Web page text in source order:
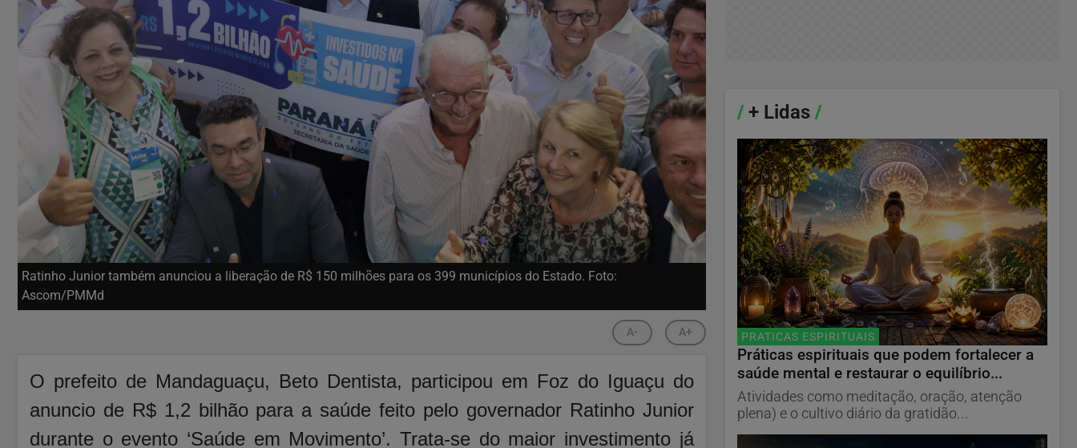
Ratinho Junior também anunciou a liberação de R$ 150 milhões para os 399 municípios do Estado. Foto:
Ascom/PMMd
A- A+
O prefeito de Mandaguaçu, Beto Dentista, participou em Foz do Iguaçu do
anuncio de R$ 1,2 bilhão para a saúde feito pelo governador Ratinho Junior
durante o evento ‘Saúde em Movimento’. Trata-se do maior investimento já
/+ Lidas /
PRATICAS ESPIRITUAIS
Práticas espirituais que podem fortalecer a
saúde mental e restaurar o equilíbrio...
Atividades como meditação, oração, atenção
plena) e o cultivo diário da gratidão...